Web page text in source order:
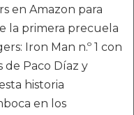
en Amazon para
la primera precuela
Iron Man n.º 1 con
de Paco Díaz y
historia
en los